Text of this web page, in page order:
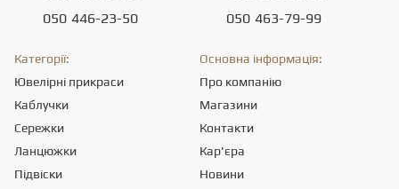
050 446-23-50
050 463-79-99
Категорії:
Ювелірні прикраси
Каблучки
Сережки
Ланцюжки
Підвіски
Основна інформація:
Про компанію
Магазини
Контакти
Кар'єра
Новини